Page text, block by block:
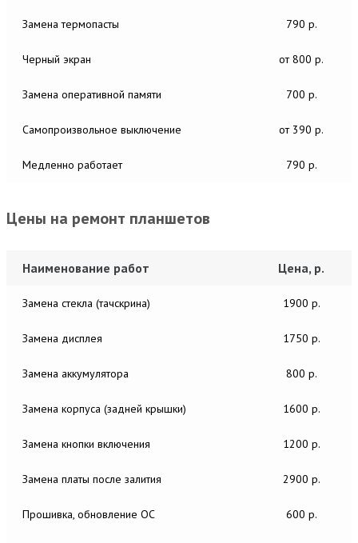
Замена термопасты 790 р.
Черный экран от 800 р.
Замена оперативной памяти 700 р.
Самопроизвольное выключение от 390 р.
Медленно работает 790 р.
Цены на ремонт планшетов
Наименование работ Цена, р.
Замена стекла (тачскрина) 1900 р.
Замена дисплея 1750 р.
Замена аккумулятора 800 р.
Замена корпуса (задней крышки) 1600 р.
Замена кнопки включения 1200 р.
Замена платы после залития 2900 р.
Прошивка, обновление ОС 600 р.